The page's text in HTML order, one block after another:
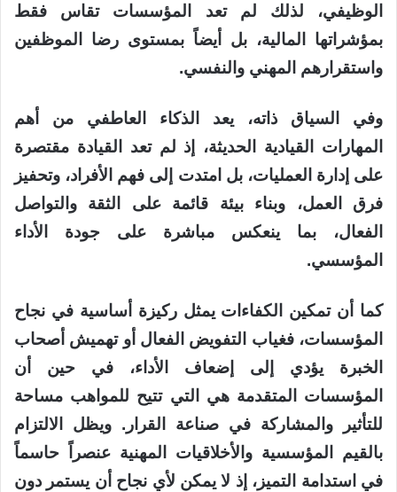
الوظيفي، لذلك لم تعد المؤسسات تقاس فقط
بمؤشراتها المالية، بل أيضاً بمستوى رضا الموظفين
واستقرارهم المهني والنفسي.
وفي السياق ذاته، يعد الذكاء العاطفي من أهم
المهارات القيادية الحديثة، إذ لم تعد القيادة مقتصرة
على إدارة العمليات، بل امتدت إلى فهم الأفراد، وتحفيز
فرق العمل، وبناء بيئة قائمة على الثقة والتواصل
الفعال، بما ينعكس مباشرة على جودة الأداء
المؤسسي.
كما أن تمكين الكفاءات يمثل ركيزة أساسية في نجاح
المؤسسات، فغياب التفويض الفعال أو تهميش أصحاب
الخبرة يؤدي إلى إضعاف الأداء، في حين أن
المؤسسات المتقدمة هي التي تتيح للمواهب مساحة
للتأثير والمشاركة في صناعة القرار. ويظل الالتزام
بالقيم المؤسسية والأخلاقيات المهنية عنصراً حاسماً
في استدامة التميز، إذ لا يمكن لأي نجاح أن يستمر دون